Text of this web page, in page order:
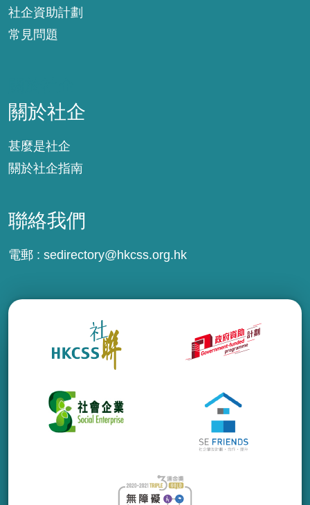
社企資助計劃
常見問題
關於社企
甚麼是社企
關於社企指南
聯絡我們
電郵 : sedirectory@hkcss.org.hk